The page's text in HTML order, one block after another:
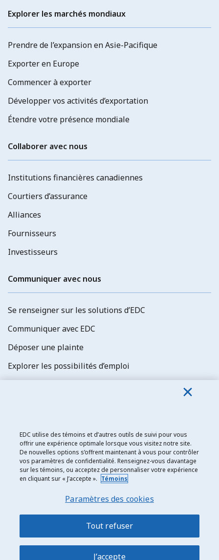
Explorer les marchés mondiaux
Prendre de l’expansion en Asie-Pacifique
Exporter en Europe
Commencer à exporter
Développer vos activités d’exportation
Étendre votre présence mondiale
Collaborer avec nous
Institutions financières canadiennes
Courtiers d’assurance
Alliances
Fournisseurs
Investisseurs
Communiquer avec nous
Se renseigner sur les solutions d’EDC
Communiquer avec EDC
Déposer une plainte
Explorer les possibilités d’emploi
Exportation et développement Canada
Énoncé de confidentialité
Plan du site
EDC utilise des témoins et d’autres outils de suivi pour vous
offrir une expérience optimale lorsque vous visitez notre site.
De nouvelles options s’offrent maintenant à vous pour contrôler
vos paramètres de confidentialité. Renseignez-vous davantage
sur les témoins, ou acceptez de personnaliser votre expérience
en cliquant sur « J’accepte ». Témoins
Paramètres des cookies
Tout refuser
J’accepte